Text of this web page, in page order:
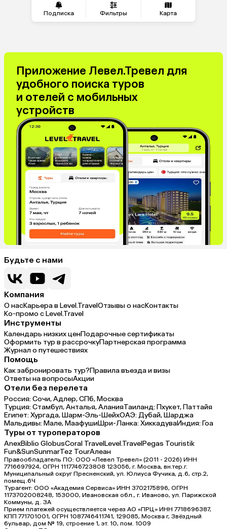
Подписка Фильтры Карта
Приложение Левел.Тревел для
удобного поиска туров
и отелей с мобильных
устройств
Будьте с нами
Компания
О насКарьера в Level.TravelОтзывы о насКонтакты
Ко-промо с Level.Travel
Инструменты
Календарь низких ценПодарочные сертификаты
Оформить тур в рассрочкуПартнерская программа
Журнал о путешествиях
Помощь
Как забронировать тур?Правила въезда и визы
Ответы на вопросыАкции
Отели без перелета
Россия:Сочи,Адлер,СПб,Москва
Турция:Стамбул,Анталья,АланияТаиланд:Пхукет,Паттайя
Египет:Хургада,Шарм-Эль-ШейхОАЭ:Дубай,Шарджа
Мальдивы:Мале,МаафушиШри-Ланка:ХиккадуваИндия:Гоа
Туры от туроператоров
AnexBiblio GlobusCoral TravelLevel.TravelPegas Touristik
Fun&SunSunmarTez TourАлеан
Правообладатель ПО: ООО «Левел Тревел» (2011 - 2026) ИНН
7716697924, ОГРН 1117746723808 123056, г. Москва, вн.тер.г.
Муниципальный округ Пресненский, ул. Юлиуса Фучика, д.6, стр.2,
помещ.6Ч
Турагент: ООО «Академия Сервиса» ИНН 3702175896, ОГРН
1173702008248, 153000, Ивановская обл., г. Иваново, ул. Парижской
Коммуны, д. ЗА
Прием платежей осуществляется через АО «ПРЦ» ИНН 7718696387,
КПП 771701001, ОГРН 1087746411741, 129085, Москва г, Звёздный
бульвар, дом № 19, строение 1, эт. 10, пом. 1009